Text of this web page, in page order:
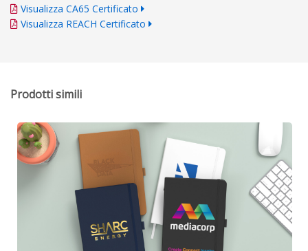
Visualizza CA65 Certificato
Visualizza REACH Certificato
Prodotti simili